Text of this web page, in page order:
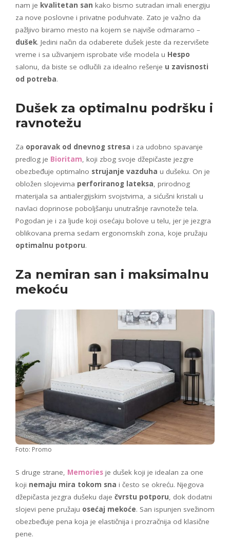
nam je kvalitetan san kako bismo sutradan imali energiju
za nove poslovne i privatne poduhvate. Zato je važno da
pažljivo biramo mesto na kojem se najviše odmaramo –
dušek. Jedini način da odaberete dušek jeste da rezervišete
vreme i sa uživanjem isprobate više modela u Hespo
salonu, da biste se odlučili za idealno rešenje u zavisnosti
od potreba.
Dušek za optimalnu podršku i
ravnotežu
Za oporavak od dnevnog stresa i za udobno spavanje
predlog je Bioritam, koji zbog svoje džepičaste jezgre
obezbeđuje optimalno strujanje vazduha u dušeku. On je
obložen slojevima perforiranog lateksa, prirodnog
materijala sa antialergijskim svojstvima, a sićušni kristali u
navlaci doprinose poboljšanju unutrašnje ravnoteže tela.
Pogodan je i za ljude koji osećaju bolove u telu, jer je jezgra
oblikovana prema sedam ergonomskih zona, koje pružaju
optimalnu potporu.
Za nemiran san i maksimalnu
mekoću
Foto: Promo
S druge strane, Memories je dušek koji je idealan za one
koji nemaju mira tokom sna i često se okreću. Njegova
džepičasta jezgra dušeku daje čvrstu potporu, dok dodatni
slojevi pene pružaju osećaj mekoće. San ispunjen svežinom
obezbeđuje pena koja je elastičnija i prozračnija od klasične
pene.